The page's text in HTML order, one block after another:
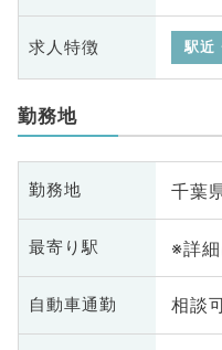
求人特徴 駅近
勤務地
勤務地 千葉
最寄り駅 ※詳
自動車通勤 相談